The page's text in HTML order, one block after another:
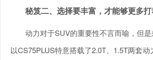
秘笈二、选择要丰富，才能够更多
动力对于SUV的重要性不言而喻，但
以CS75PLUS特意搭载了2.0T、1.5T两套